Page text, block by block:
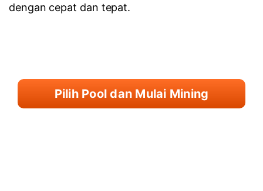
dengan cepat dan tepat.
Pilih Pool dan Mulai Mining